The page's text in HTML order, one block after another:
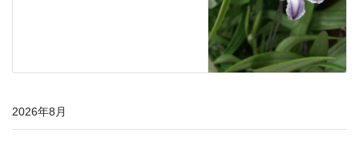
2026年8月